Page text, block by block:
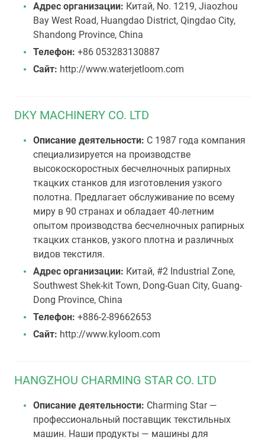
Адрес организации: Китай, No. 1219, Jiaozhou
Bay West Road, Huangdao District, Qingdao City,
Shandong Province, China
Телефон: +86 053283130887
Сайт: http://www.waterjetloom.com
DKY MACHINERY CO. LTD
Описание деятельности: С 1987 года компания
специализируется на производстве
высокоскоростных бесчелночных рапирных
ткацких станков для изготовления узкого
полотна. Предлагает обслуживание по всему
миру в 90 странах и обладает 40-летним
опытом производства бесчелночных рапирных
ткацких станков, узкого плотна и различных
видов текстиля.
Адрес организации: Китай, #2 Industrial Zone,
Southwest Shek-kit Town, Dong-Guan City, Guang-
Dong Province, China
Телефон: +886-2-89662653
Сайт: http://www.kyloom.com
HANGZHOU CHARMING STAR CO. LTD
Описание деятельности: Charming Star —
профессиональный поставщик текстильных
машин. Наши продукты — машины для